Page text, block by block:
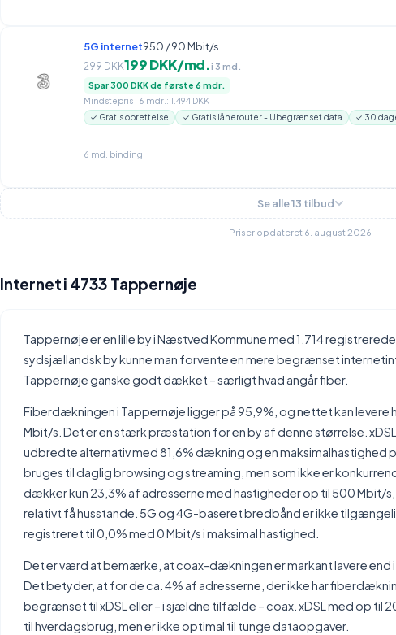
5G internet950 / 90 Mbit/s
299 DKK199 DKK/md.i 3 md.
Spar 300 DKK de første 6 mdr.
Mindstepris i 6 mdr.: 1.494 DKK
✓ Gratis oprettelse ✓ Gratis lånerouter - Ubegrænset data ✓ 30
6 md. binding
Se alle 13 tilbud
Priser opdateret 6. august 2026
Internet i 4733 Tappernøje
Tappernøje er en lille by i Næstved Kommune med 1.714
sydsjællandsk by kunne man forvente en mere begrænset
Tappernøje ganske godt dækket – særligt hvad angår fiber.
Fiberdækningen i Tappernøje ligger på 95,9%, og nettet kan levere
Mbit/s. Det er en stærk præstation for en by af denne størrelse.
udbredte alternativ med 81,6% dækning og en maksimalhastighed
bruges til daglig browsing og streaming, men som ikke er
dækker kun 23,3% af adresserne med hastigheder op til 500 Mbit/
relativt få husstande. 5G og 4G-baseret bredbånd er ikke
registreret til 0,0% med 0 Mbit/s i maksimal hastighed.
Det er værd at bemærke, at coax-dækningen er markant lavere end i
Det betyder, at for de ca. 4% af adresserne, der ikke har
begrænset til xDSL eller – i sjældne tilfælde – coax. xDSL med op til
til hverdagsbrug, men er ikke optimal til tunge dataopgaver.